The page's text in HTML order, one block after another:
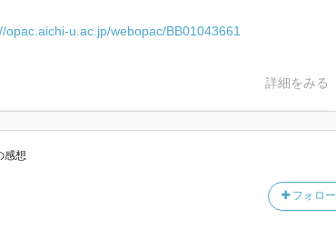
opac.aichi-u.ac.jp/webopac/BB01043661
詳細をみる
感想
フォロー